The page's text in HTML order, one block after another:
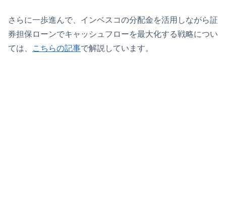
さらに一歩進んで、インベスコの分配金を活用しながら証
券担保ローンでキャッシュフローを最大化する戦略につい
ては、
こちらの記事で解説しています。